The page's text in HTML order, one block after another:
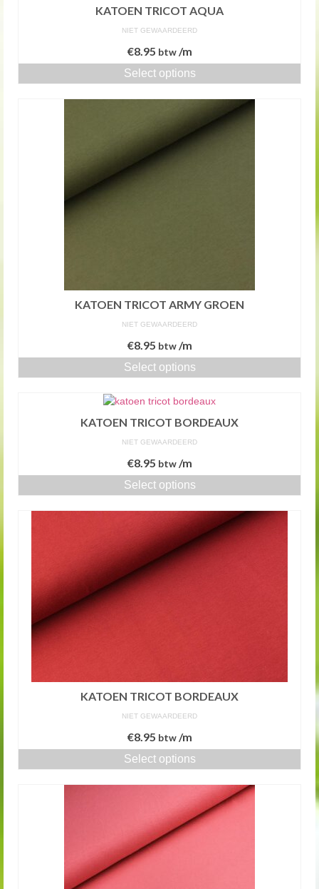
KATOEN TRICOT AQUA
NIET GEWAARDEERD
€8.95 btw/m
Select options
KATOEN TRICOT ARMY GROEN
NIET GEWAARDEERD
€8.95 btw/m
Select options
KATOEN TRICOT BORDEAUX
NIET GEWAARDEERD
€8.95 btw/m
Select options
KATOEN TRICOT BORDEAUX
NIET GEWAARDEERD
€8.95 btw/m
Select options